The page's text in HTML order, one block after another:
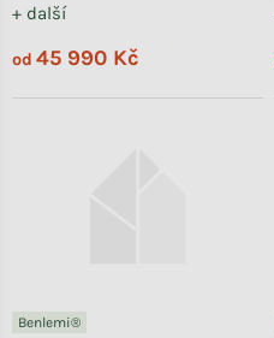
+ další
od 45 990 Kč
Benlemi®